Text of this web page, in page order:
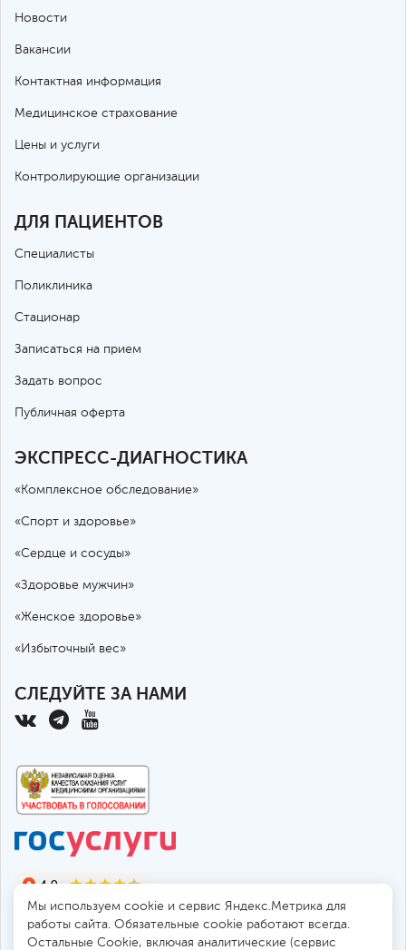
Новости
Вакансии
Контактная информация
Медицинское страхование
Цены и услуги
Контролирующие организации
ДЛЯ ПАЦИЕНТОВ
Специалисты
Поликлиника
Стационар
Записаться на прием
Задать вопрос
Публичная оферта
ЭКСПРЕСС-ДИАГНОСТИКА
«Комплексное обследование»
«Спорт и здоровье»
«Сердце и сосуды»
«Здоровье мужчин»
«Женское здоровье»
«Избыточный вес»
СЛЕДУЙТЕ ЗА НАМИ
Мы используем cookie и сервис Яндекс.Метрика для
работы сайта. Обязательные cookie работают всегда.
Остальные Сookie, включая аналитические (сервис